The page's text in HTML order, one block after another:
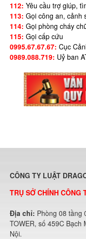
112: Yêu cầu trợ giúp,
113: Gọi công an, cảnh
114: Gọi phòng cháy
115: Gọi cấp cứu
0995.67.67.67: Cục
0989.088.719: Uỷ ban
CÔNG TY LUẬT
TRỤ SỞ CHÍNH CÔNG
Địa chỉ: Phòng 08 tầng
TOWER, số 459C Bạch
Nội.